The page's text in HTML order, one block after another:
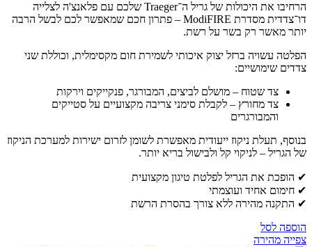
הרחיבו את היכולות של גריל ה־Traeger שלכם עם פלאנצ'ה לצלייה
דו־צדדית מסדרת ModiFIRE – פתרון חכם שמאפשר לכם לבשל הרבה
יותר מאשר רק בשר על רשת.
הפלטה עשויה ברזל יצוק איכותי לשמירת חום מקסימלית, וכוללת שני
צדדים שימושיים:
צד שטוח – מושלם לביצים, המבורגר, פנקייקים וירקות
צד מחורץ – לקבלת סימני צריבה מקצועיים על סטייקים
והמבורגרים
בנוסף, תעלת ניקוז ייעודית מאפשרת לשומן לזרום ישירות למערכת הניקוז
של הגריל – לניקוי קל ולבישול בריא יותר.
✔ הופכת את הגריל לפלטת טיגון מקצועית
✔ חימום אחיד ועוצמתי
✔ התקנה מהירה ללא צורך בהסרת הרשת
הוספה לסל
צפייה מהירה